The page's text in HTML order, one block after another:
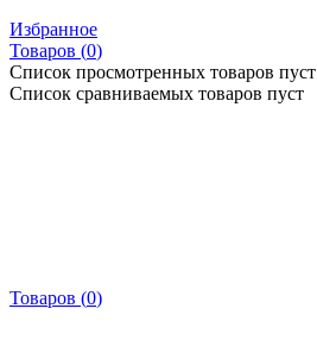
Избранное
Товаров (0)
Список просмотренных товаров пуст
Список сравниваемых товаров пуст
Товаров (0)